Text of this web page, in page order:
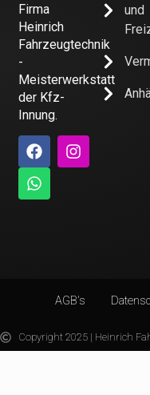
Firma
Heinrich
Fahrzeugtechnik
-
Meisterwerkstatt
der Kfz-
Innung.
und
AGB's
Copyright 2025 | Heinrich